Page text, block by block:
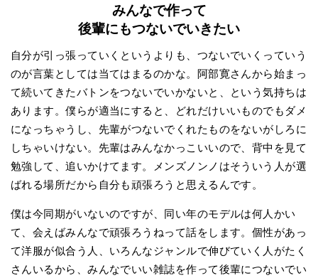
みんなで作って
後輩にもつないでいきたい
自分が引っ張っていくというよりも、つないでいくっていう
のが言葉としては当てはまるのかな。阿部寛さんから始まっ
て続いてきたバトンをつないでいかないと、という気持ちは
あります。僕らが適当にすると、どれだけいいものでもダメ
になっちゃうし、先輩がつないでくれたものをないがしろに
しちゃいけない。先輩はみんなかっこいいので、背中を見て
勉強して、追いかけてます。メンズノンノはそういう人が選
ばれる場所だから自分も頑張ろうと思えるんです。
僕は今同期がいないのですが、同い年のモデルは何人かい
て、会えばみんなで頑張ろうねって話をします。個性があっ
て洋服が似合う人、いろんなジャンルで伸びていく人がたく
さんいるから、みんなでいい雑誌を作って後輩につないでい